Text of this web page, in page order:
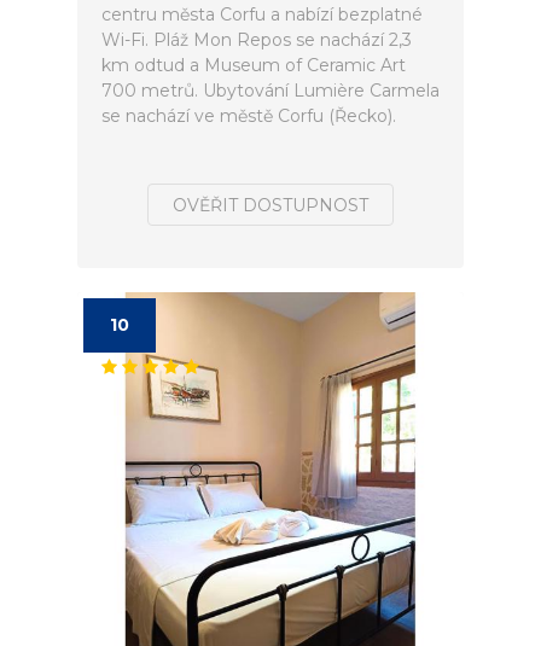
centru města Corfu a nabízí bezplatné
Wi-Fi. Pláž Mon Repos se nachází 2,3
km odtud a Museum of Ceramic Art
700 metrů. Ubytování Lumière Carmela
se nachází ve městě Corfu (Řecko).
OVĚŘIT DOSTUPNOST
10